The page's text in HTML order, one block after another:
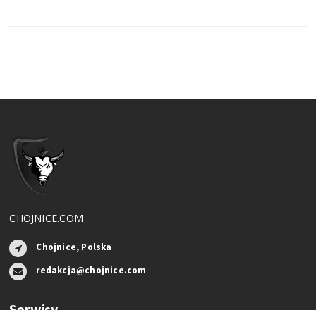
CHOJNICE.COM
Chojnice, Polska
redakcja@chojnice.com